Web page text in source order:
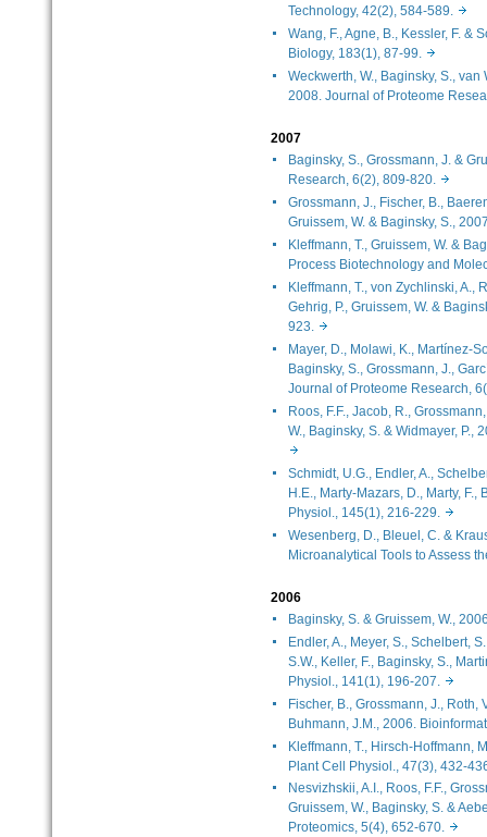
Technology, 42(2), 584-589.
Wang, F., Agne, B., Kessler, F. &
Biology, 183(1), 87-99.
Weckwerth, W., Baginsky, S.,
2008. Journal of Proteome
2007
Baginsky, S., Grossmann, J. &
Research, 6(2), 809-820.
Grossmann, J., Fischer, B.,
Gruissem, W. & Baginsky, S.,
Kleffmann, T., Gruissem, W. &
Process Biotechnology and
Kleffmann, T., von Zychlinski, A.,
Gehrig, P., Gruissem, W. &
923.
Mayer, D., Molawi, K., Martínez-
Baginsky, S., Grossmann, J.,
Journal of Proteome Research,
Roos, F.F., Jacob, R.,
W., Baginsky, S. & Widmayer, P.,
Schmidt, U.G., Endler, A.,
H.E., Marty-Mazars, D., Marty,
Physiol., 145(1), 216-229.
Wesenberg, D., Bleuel, C. &
Microanalytical Tools to Assess
2006
Baginsky, S. & Gruissem, W.,
Endler, A., Meyer, S., Schelbert,
S.W., Keller, F., Baginsky, S.,
Physiol., 141(1), 196-207.
Fischer, B., Grossmann, J., Roth,
Buhmann, J.M., 2006.
Kleffmann, T., Hirsch-Hoffmann,
Plant Cell Physiol., 47(3), 432-
Nesvizhskii, A.I., Roos, F.F.,
Gruissem, W., Baginsky, S. &
Proteomics, 5(4), 652-670.